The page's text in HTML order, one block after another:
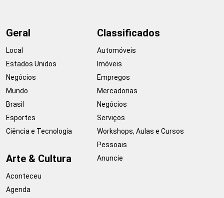
Geral
Local
Estados Unidos
Negócios
Mundo
Brasil
Esportes
Ciência e Tecnologia
Arte & Cultura
Aconteceu
Agenda
Classificados
Automóveis
Imóveis
Empregos
Mercadorias
Negócios
Serviços
Workshops, Aulas e Cursos
Pessoais
Anuncie